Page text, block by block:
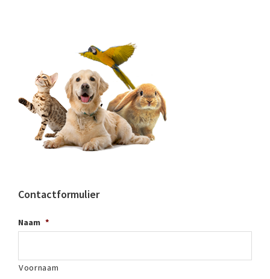
Contactformulier
Naam *
Voornaam